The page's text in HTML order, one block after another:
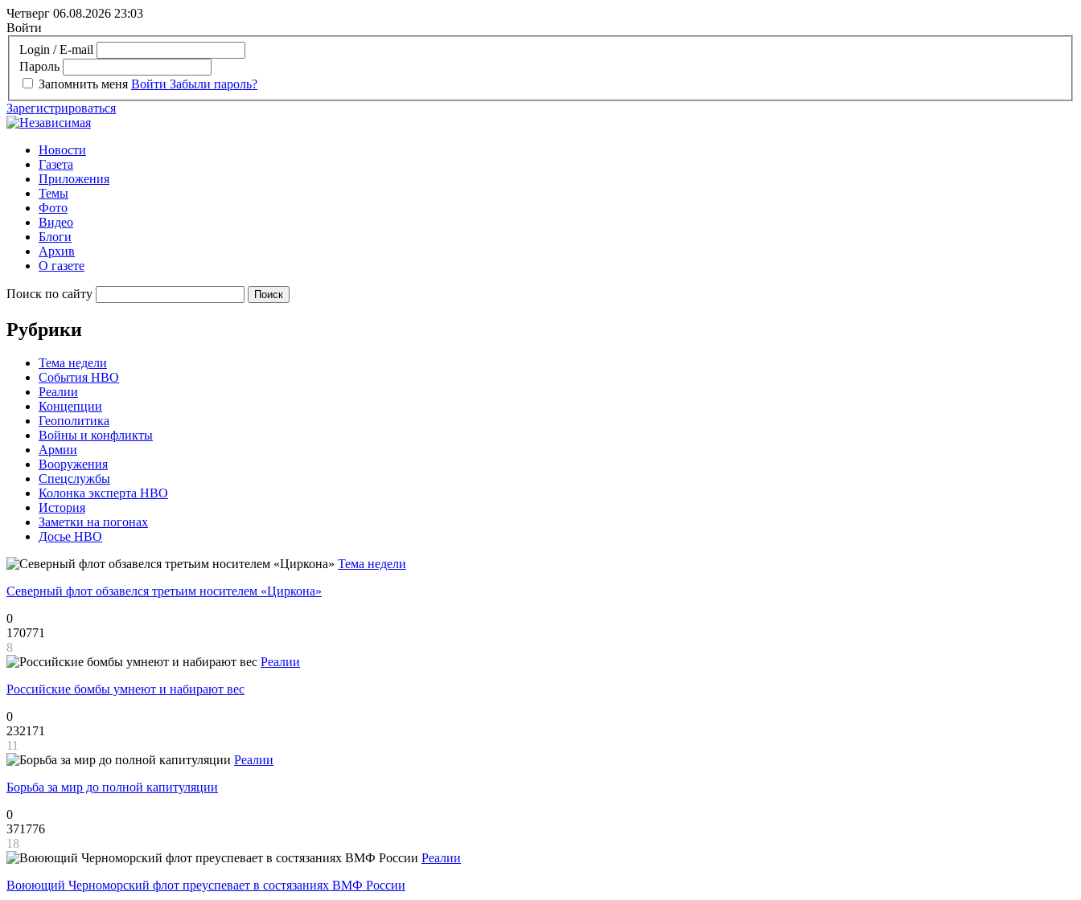
Четверг 06.08.2026 23:03
Войти
Login / E-mail
Пароль
Запомнить меня Войти Забыли пароль?
Зарегистрироваться
Новости
Газета
Приложения
Темы
Фото
Видео
Блоги
Архив
О газете
Поиск по сайту
Рубрики
Тема недели
События НВО
Реалии
Концепции
Геополитика
Войны и конфликты
Армии
Вооружения
Спецслужбы
Колонка эксперта НВО
История
Заметки на погонах
Досье НВО
Тема недели
Северный флот обзавелся третьим носителем «Циркона»
0
170771
8
Реалии
Российские бомбы умнеют и набирают вес
0
232171
11
Реалии
Борьба за мир до полной капитуляции
0
371776
18
Реалии
Воюющий Черноморский флот преуспевает в состязаниях ВМФ России